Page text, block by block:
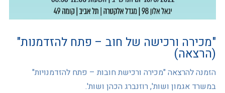
"מכירה ורכישה של חוב – פתח להזדמנות"
(הרצאה)
הזמנה להרצאה "מכירה ורכישת חובות – פתח להזדמנויות"
במשרד אגמון ושות', רוזנברג הכהן ושות'.